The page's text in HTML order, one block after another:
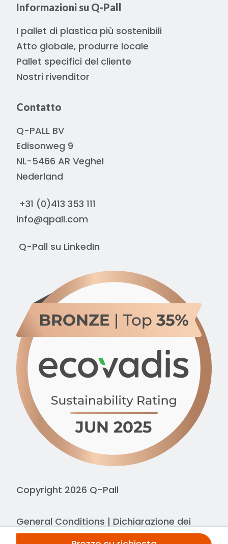
Informazioni su Q-Pall
I pallet di plastica più sostenibili
Atto globale, produrre locale
Pallet specifici del cliente
Nostri rivenditor
Contatto
Q-PALL BV
Edisonweg 9
NL-5466 AR Veghel
Nederland
+31 (0)413 353 111
info@qpall.com
Q-Pall su LinkedIn
Copyright 2026 Q-Pall
General Conditions | Dichiarazione dei
cookie|Dichiarazione sulla privacy